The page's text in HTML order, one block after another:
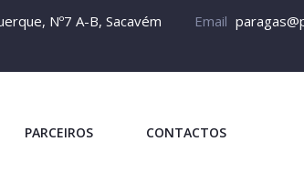
Nº7 A-B, Sacavém Email
PARCEIROS CONTACTOS